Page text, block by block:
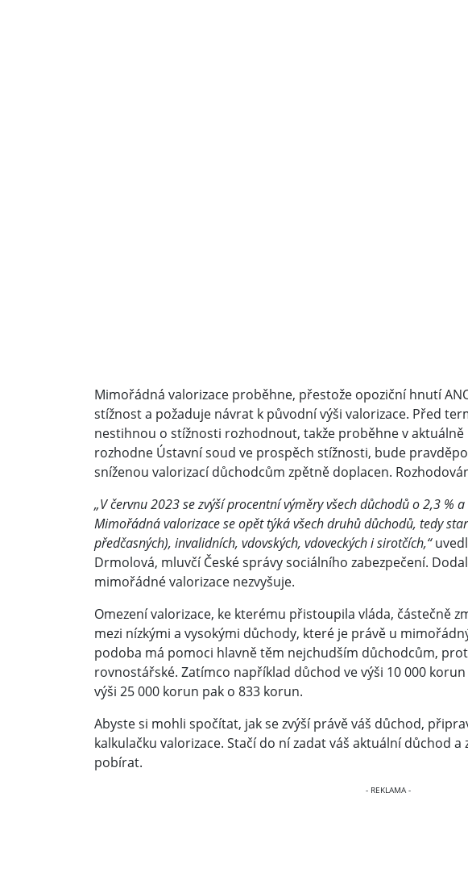
Mimořádná valorizace proběhne, přestože opoziční hnutí
stížnost a požaduje návrat k původní výši valorizace. Před
nestihnou o stížnosti rozhodnout, takže proběhne v
rozhodne Ústavní soud ve prospěch stížnosti, bude
sníženou valorizací důchodcům zpětně doplacen.
„V červnu 2023 se zvýší procentní výměry všech důchodů o 2,3 %
Mimořádná valorizace se opět týká všech druhů důchodů, tedy
předčasných), invalidních, vdovských, vdoveckých i sirotčích,“
Drmolová, mluvčí České správy sociálního zabezpečení.
mimořádné valorizace nezvyšuje.
Omezení valorizace, ke kterému přistoupila vláda, částečně
mezi nízkými a vysokými důchody, které je právě u
podoba má pomoci hlavně těm nejchudším důchodcům,
rovnostářské. Zatímco například důchod ve výši 10 000
výši 25 000 korun pak o 833 korun.
Abyste si mohli spočítat, jak se zvýší právě váš důchod,
kalkulačku valorizace. Stačí do ní zadat váš aktuální důchod
pobírat.